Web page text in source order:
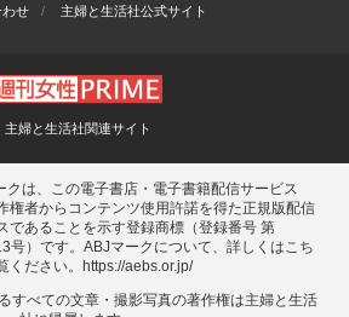
わせ
主婦と生活社公式サイト
主婦と生活社関連サイト
クは、この電子書店・電子書籍配信サービス
権者からコンテンツ使用許諾を得た正規版配信
であることを示す登録商標（登録番号 第
号）です。ABJマークについて、詳しくはこち
ください。 https://aebs.or.jp/
すべての⽂章・撮影写真の著作権は主婦と⽣活